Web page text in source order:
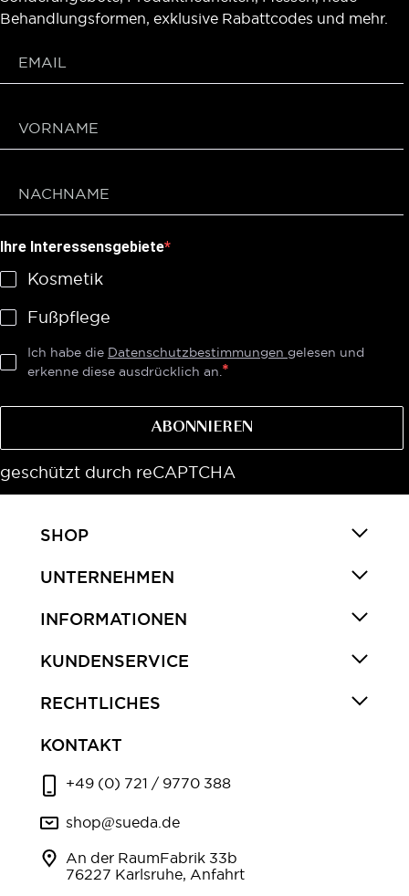
Behandlungsformen, exklusive Rabattcodes und mehr.
Ihre Interessensgebiete
Kosmetik
Fußpflege
Ich habe die Datenschutzbestimmungen gelesen und
erkenne diese ausdrücklich an.
ABONNIEREN
geschützt durch reCAPTCHA
SHOP
UNTERNEHMEN
INFORMATIONEN
KUNDENSERVICE
RECHTLICHES
KONTAKT
+49 (0) 721 / 9770 388
shop@sueda.de
An der RaumFabrik 33b
76227 Karlsruhe, Anfahrt